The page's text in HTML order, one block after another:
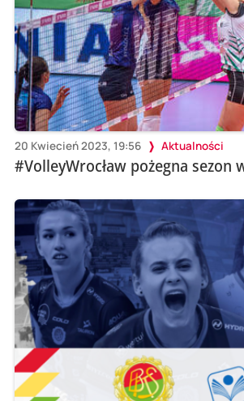
20 Kwiecień 2023, 19:56 Aktualności
#VolleyWrocław pożegna sezon